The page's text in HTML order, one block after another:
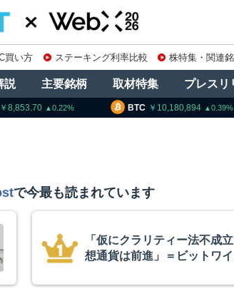
買い方 ステーキング利率比較 株特集・関連
説 主要銘柄 取材特集 プレスリ
BTC 10,180,894 0.39 ETH
で今最も読まれています
スペースX上場後初決算、売
ぼ倍増 1900億円相当ビッ